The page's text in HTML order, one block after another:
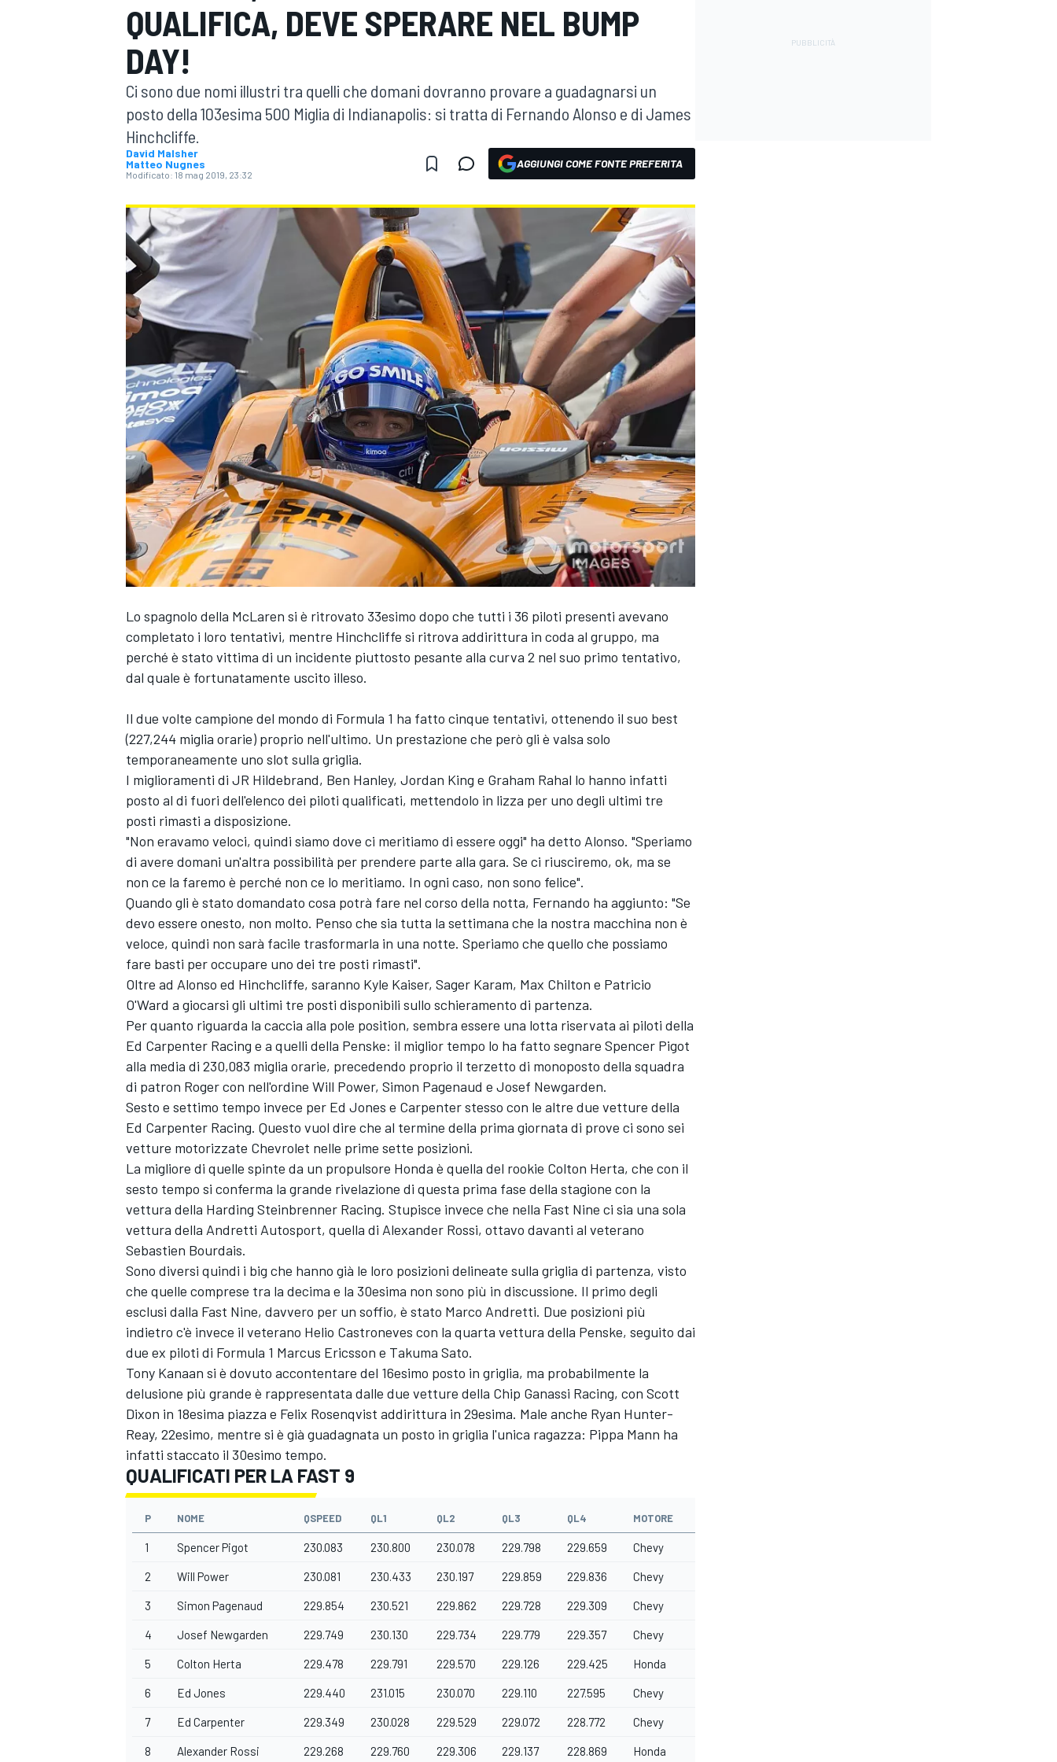
MOTOGP WEC
MONOPOSTO
ENDURANCE/GT
QUALIFICA, DEVE SPERARE NEL BUMP
DAY!
Ci sono due nomi illustri tra quelli che domani dovranno provare a guadagnarsi un
posto della 103esima 500 Miglia di Indianapolis: si tratta di Fernando Alonso e di James
Hinchcliffe.
David Malsher
Matteo Nugnes
Modificato: 18 mag 2019, 23:32
AGGIUNGI COME FONTE PREFERITA
Lo spagnolo della McLaren si è ritrovato 33esimo dopo che tutti i 36 piloti presenti avevano
completato i loro tentativi, mentre Hinchcliffe si ritrova addirittura in coda al gruppo, ma
perché è stato vittima di un incidente piuttosto pesante alla curva 2 nel suo primo tentativo,
dal quale è fortunatamente uscito illeso.
Il due volte campione del mondo di Formula 1 ha fatto cinque tentativi, ottenendo il suo best
(227,244 miglia orarie) proprio nell'ultimo. Un prestazione che però gli è valsa solo
temporaneamente uno slot sulla griglia.
I miglioramenti di JR Hildebrand, Ben Hanley, Jordan King e Graham Rahal lo hanno infatti
posto al di fuori dell'elenco dei piloti qualificati, mettendolo in lizza per uno degli ultimi tre
posti rimasti a disposizione.
"Non eravamo veloci, quindi siamo dove ci meritiamo di essere oggi" ha detto Alonso. "Speriamo
di avere domani un'altra possibilità per prendere parte alla gara. Se ci riusciremo, ok, ma se
non ce la faremo è perché non ce lo meritiamo. In ogni caso, non sono felice".
Quando gli è stato domandato cosa potrà fare nel corso della notta, Fernando ha aggiunto: "Se
devo essere onesto, non molto. Penso che sia tutta la settimana che la nostra macchina non è
veloce, quindi non sarà facile trasformarla in una notte. Speriamo che quello che possiamo
fare basti per occupare uno dei tre posti rimasti".
Oltre ad Alonso ed Hinchcliffe, saranno Kyle Kaiser, Sager Karam, Max Chilton e Patricio
O'Ward a giocarsi gli ultimi tre posti disponibili sullo schieramento di partenza.
Per quanto riguarda la caccia alla pole position, sembra essere una lotta riservata ai piloti della
Ed Carpenter Racing e a quelli della Penske: il miglior tempo lo ha fatto segnare Spencer Pigot
alla media di 230,083 miglia orarie, precedendo proprio il terzetto di monoposto della squadra
di patron Roger con nell'ordine Will Power, Simon Pagenaud e Josef Newgarden.
Sesto e settimo tempo invece per Ed Jones e Carpenter stesso con le altre due vetture della
Ed Carpenter Racing. Questo vuol dire che al termine della prima giornata di prove ci sono sei
vetture motorizzate Chevrolet nelle prime sette posizioni.
La migliore di quelle spinte da un propulsore Honda è quella del rookie Colton Herta, che con il
sesto tempo si conferma la grande rivelazione di questa prima fase della stagione con la
vettura della Harding Steinbrenner Racing. Stupisce invece che nella Fast Nine ci sia una sola
vettura della Andretti Autosport, quella di Alexander Rossi, ottavo davanti al veterano
Sebastien Bourdais.
Sono diversi quindi i big che hanno già le loro posizioni delineate sulla griglia di partenza, visto
che quelle comprese tra la decima e la 30esima non sono più in discussione. Il primo degli
esclusi dalla Fast Nine, davvero per un soffio, è stato Marco Andretti. Due posizioni più
indietro c'è invece il veterano Helio Castroneves con la quarta vettura della Penske, seguito dai
due ex piloti di Formula 1 Marcus Ericsson e Takuma Sato.
Tony Kanaan si è dovuto accontentare del 16esimo posto in griglia, ma probabilmente la
delusione più grande è rappresentata dalle due vetture della Chip Ganassi Racing, con Scott
Dixon in 18esima piazza e Felix Rosenqvist addirittura in 29esima. Male anche Ryan Hunter-
Reay, 22esimo, mentre si è già guadagnata un posto in griglia l'unica ragazza: Pippa Mann ha
infatti staccato il 30esimo tempo.
QUALIFICATI PER LA FAST 9
P NOME QSPEED QL1 QL2 QL3 QL4 MOTORE
1 Spencer Pigot 230.083 230.800 230.078 229.798 229.659 Chevy
2 Will Power 230.081 230.433 230.197 229.859 229.836 Chevy
3 Simon Pagenaud 229.854 230.521 229.862 229.728 229.309 Chevy
4 Josef Newgarden 229.749 230.130 229.734 229.779 229.357 Chevy
5 Colton Herta 229.478 229.791 229.570 229.126 229.425 Honda
6 Ed Jones 229.440 231.015 230.070 229.110 227.595 Chevy
7 Ed Carpenter 229.349 230.028 229.529 229.072 228.772 Chevy
8 Alexander Rossi 229.268 229.760 229.306 229.137 228.869 Honda